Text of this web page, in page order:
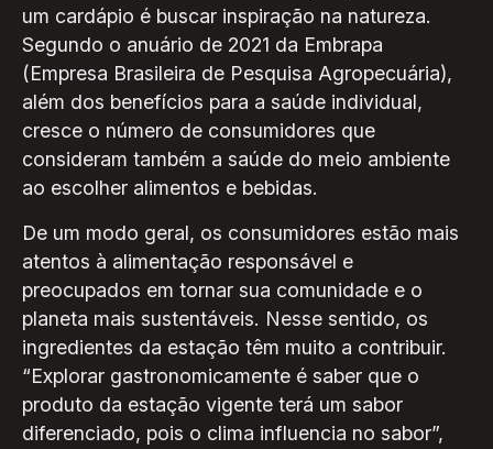
um cardápio é buscar inspiração na natureza.
Segundo o anuário de 2021 da Embrapa
(Empresa Brasileira de Pesquisa Agropecuária),
além dos benefícios para a saúde individual,
cresce o número de consumidores que
consideram também a saúde do meio ambiente
ao escolher alimentos e bebidas.
De um modo geral, os consumidores estão mais
atentos à alimentação responsável e
preocupados em tornar sua comunidade e o
planeta mais sustentáveis. Nesse sentido, os
ingredientes da estação têm muito a contribuir.
“Explorar gastronomicamente é saber que o
produto da estação vigente terá um sabor
diferenciado, pois o clima influencia no sabor”,